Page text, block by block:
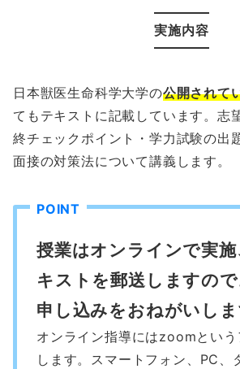
実施内容
日本獣医生命科学大学の公開されて
てもテキストに記載しています。志
終チェックポイント・学力試験の出
面接の対策法について講義します。
授業はオンラインで実
キストを郵送しますの
申し込みをおねがいしま
オンライン指導にはzoomという
します。スマートフォン、PC、